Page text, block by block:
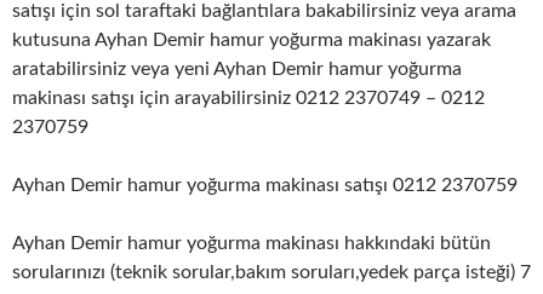
satışı için sol taraftaki bağlantılara bakabilirsiniz veya arama
kutusuna Ayhan Demir hamur yoğurma makinası yazarak
aratabilirsiniz veya yeni Ayhan Demir hamur yoğurma
makinası satışı için arayabilirsiniz 0212 2370749 – 0212
2370759
Ayhan Demir hamur yoğurma makinası satışı 0212 2370759
Ayhan Demir hamur yoğurma makinası hakkındaki bütün
sorularınızı (teknik sorular,bakım soruları,yedek parça isteği) 7